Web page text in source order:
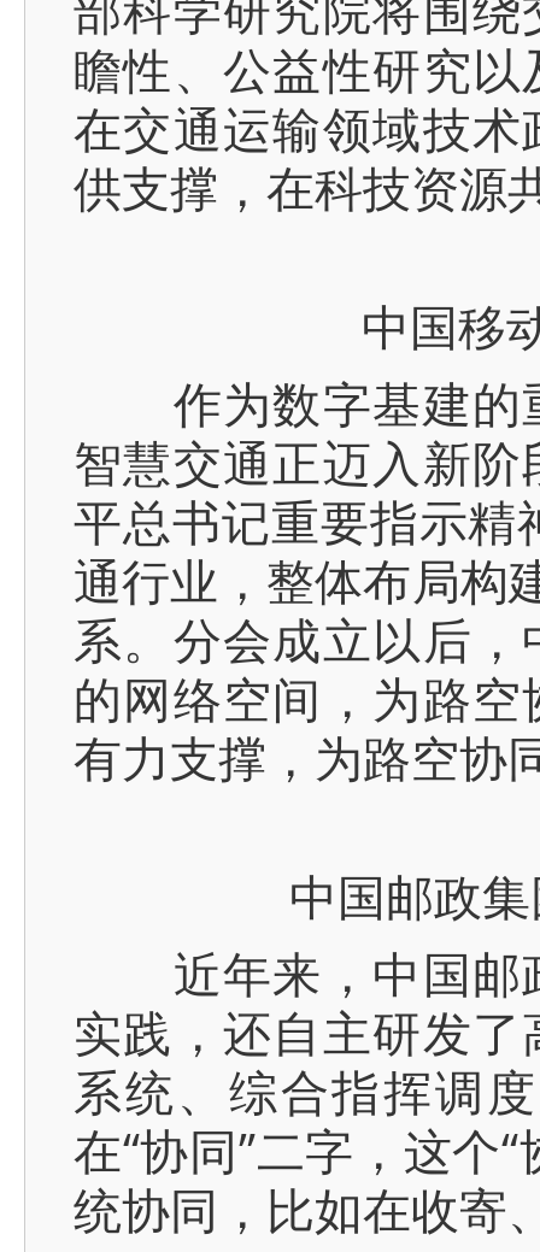
瞻性、公益性研究
在交通运输领域技
供支撑，在科技资源
中国移
作为数字基建的
智慧交通正迈入新
平总书记重要指示精
通行业，整体布局构
系。分会成立以后
的网络空间，为路
有力支撑，为路空协
中国邮政
近年来，中国邮
实践，还自主研发
系统、综合指挥调
在“协同”二字，这个
统协同，比如在收寄